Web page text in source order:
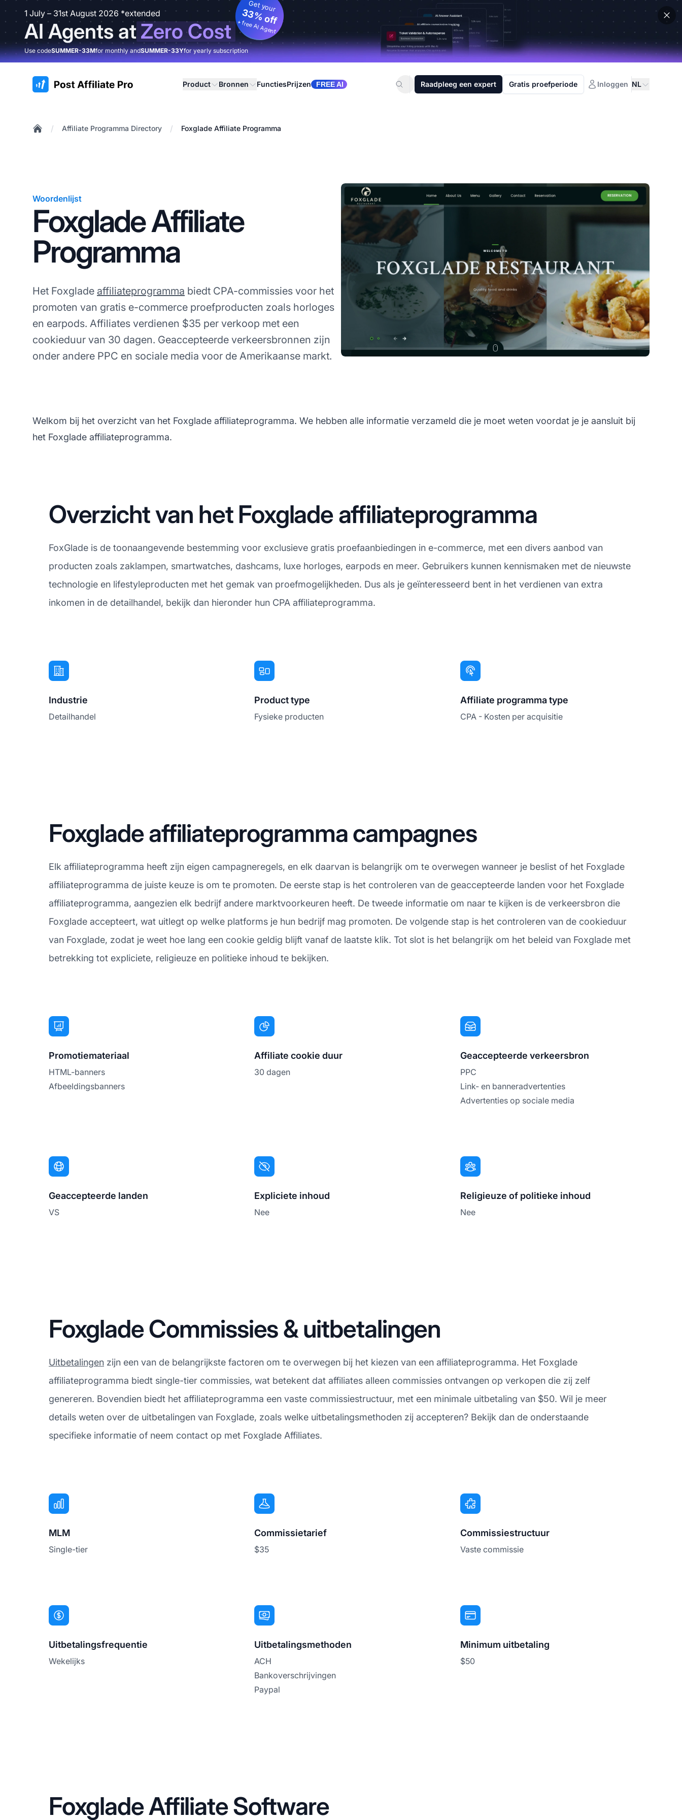
1 July – 31st August 2026 *extended
AI Agents atZero Cost
Get your
33% off
+ free AI Agent
Use codeSUMMER-33Mfor monthly andSUMMER-33Yfor yearly subscription
:site.title Product Bronnen FunctiesPrijzen FREE AI Raadpleeg een expert Gratis proefperiode Inloggen NL
/ Affiliate Programma Directory / Foxglade Affiliate Programma
Woordenlijst
Foxglade Affiliate
Programma
Het Foxglade affiliateprogramma biedt CPA-commissies voor het
promoten van gratis e-commerce proefproducten zoals horloges
en earpods. Affiliates verdienen $35 per verkoop met een
cookieduur van 30 dagen. Geaccepteerde verkeersbronnen zijn
onder andere PPC en sociale media voor de Amerikaanse markt.
Welkom bij het overzicht van het Foxglade affiliateprogramma. We hebben alle informatie verzameld die je moet weten voordat je je aansluit bij
het Foxglade affiliateprogramma.
Overzicht van het Foxglade affiliateprogramma
FoxGlade is de toonaangevende bestemming voor exclusieve gratis proefaanbiedingen in e-commerce, met een divers aanbod van
producten zoals zaklampen, smartwatches, dashcams, luxe horloges, earpods en meer. Gebruikers kunnen kennismaken met de nieuwste
technologie en lifestyleproducten met het gemak van proefmogelijkheden. Dus als je geïnteresseerd bent in het verdienen van extra
inkomen in de detailhandel, bekijk dan hieronder hun CPA affiliateprogramma.
Industrie
Detailhandel
Product type
Fysieke producten
Affiliate programma type
CPA - Kosten per acquisitie
Foxglade affiliateprogramma campagnes
Elk affiliateprogramma heeft zijn eigen campagneregels, en elk daarvan is belangrijk om te overwegen wanneer je beslist of het Foxglade
affiliateprogramma de juiste keuze is om te promoten. De eerste stap is het controleren van de geaccepteerde landen voor het Foxglade
affiliateprogramma, aangezien elk bedrijf andere marktvoorkeuren heeft. De tweede informatie om naar te kijken is de verkeersbron die
Foxglade accepteert, wat uitlegt op welke platforms je hun bedrijf mag promoten. De volgende stap is het controleren van de cookieduur
van Foxglade, zodat je weet hoe lang een cookie geldig blijft vanaf de laatste klik. Tot slot is het belangrijk om het beleid van Foxglade met
betrekking tot expliciete, religieuze en politieke inhoud te bekijken.
Promotiemateriaal
HTML-banners
Afbeeldingsbanners
Affiliate cookie duur
30 dagen
Geaccepteerde verkeersbron
PPC
Link- en banneradvertenties
Advertenties op sociale media
Geaccepteerde landen
VS
Expliciete inhoud
Nee
Religieuze of politieke inhoud
Nee
Foxglade Commissies & uitbetalingen
Uitbetalingen zijn een van de belangrijkste factoren om te overwegen bij het kiezen van een affiliateprogramma. Het Foxglade
affiliateprogramma biedt single-tier commissies, wat betekent dat affiliates alleen commissies ontvangen op verkopen die zij zelf
genereren. Bovendien biedt het affiliateprogramma een vaste commissiestructuur, met een minimale uitbetaling van $50. Wil je meer
details weten over de uitbetalingen van Foxglade, zoals welke uitbetalingsmethoden zij accepteren? Bekijk dan de onderstaande
specifieke informatie of neem contact op met Foxglade Affiliates.
MLM
Single-tier
Commissietarief
$35
Commissiestructuur
Vaste commissie
Uitbetalingsfrequentie
Wekelijks
Uitbetalingsmethoden
ACH
Bankoverschrijvingen
Paypal
Minimum uitbetaling
$50
Foxglade Affiliate Software